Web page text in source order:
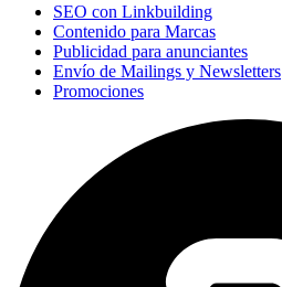
SEO con Linkbuilding
Contenido para Marcas
Publicidad para anunciantes
Envío de Mailings y Newsletters
Promociones